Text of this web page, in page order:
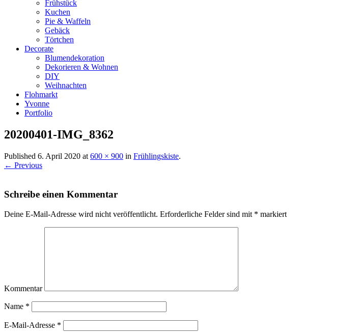
Frühstück
Kuchen
Pie & Waffeln
Gebäck
Törtchen
Decorate
Blumendekoration
Dekorieren & Wohnen
DIY
Weihnachten
Flohmarkt
Yvonne
Portfolio
20200401-IMG_8362
Published 6. April 2020 at 600 × 900 in Frühlingskiste.
← Previous
Schreibe einen Kommentar
Deine E-Mail-Adresse wird nicht veröffentlicht. Erforderliche Felder sind mit * markiert
Kommentar
Name *
E-Mail-Adresse *